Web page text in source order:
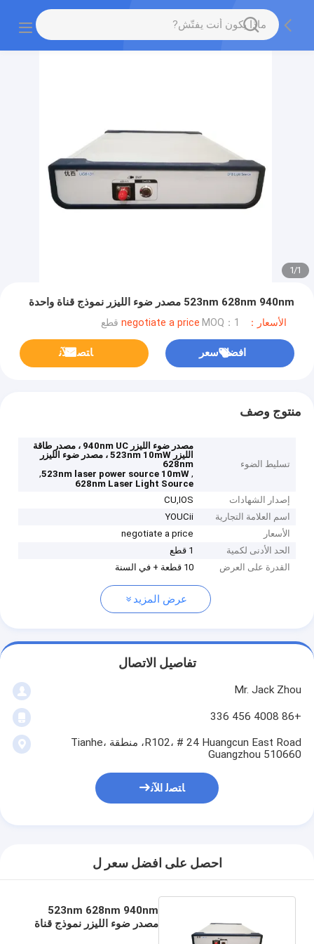
1
/
1
523nm 628nm 940nm مصدر ضوء الليزر نموذج قناة واحدة
الأسعار：negotiate a price MOQ：1 قطع
افضل سعر ﺎﺘﺼﻟ ﺍﻶﻧ
منتوج وصف
تسليط الضوء
مصدر ضوء الليزر 940nm UC ، مصدر طاقة
الليزر 523nm 10mW ، مصدر ضوء الليزر
628nm
,
523nm laser power source 10mW
,
628nm Laser Light Source
إصدار الشهادات
CU,IOS
اسم العلامة التجارية
YOUCii
الأسعار
negotiate a price
الحد الأدنى لكمية
1 قطع
القدرة على العرض
10 قطعة + في السنة
عرض المزيد
تفاصيل الاتصال
Mr. Jack Zhou
+86 4008 456 336
R102، # 24 Huangcun East Road، منطقة Tianhe،
Guangzhou 510660
ﺎﺘﺼﻟ ﺍﻶﻧ
احصل على افضل سعر ل
523nm 628nm 940nm
مصدر ضوء الليزر نموذج قناة